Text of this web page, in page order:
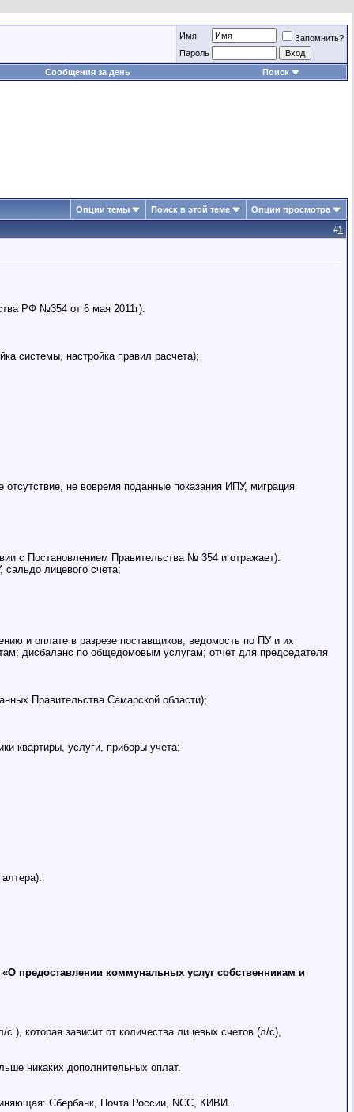
Имя
Запомнить?
Пароль
Сообщения за день
Поиск
Опции темы Поиск в этой теме Опции просмотра
#1
РФ №354 от 6 мая 2011г).
системы, настройка правил расчета);
не вовремя поданные показания ИПУ, миграция
с Постановлением Правительства № 354 и отражает):
сальдо лицевого счета;
и оплате в разрезе поставщиков; ведомость по ПУ и их
дисбаланс по общедомовым услугам; отчет для председателя
Правительства Самарской области);
квартиры, услуги, приборы учета;
предоставлении коммунальных услуг собственникам и
), которая зависит от количества лицевых счетов (л/с),
никаких дополнительных оплат.
Сбербанк, Почта России, NCC, КИВИ.